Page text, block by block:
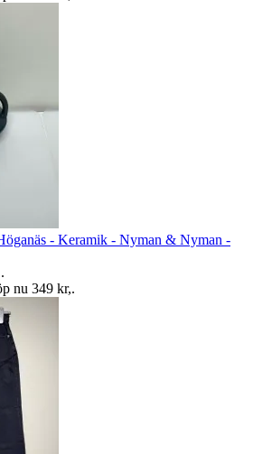
- Keramik - Nyman & Nyman -
.
nu 349 kr,.